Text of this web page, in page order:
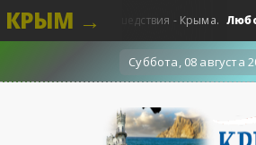
КРЫМ →
0 Происшедствия - Крыма. Любовь,
Суббота, 08 августа